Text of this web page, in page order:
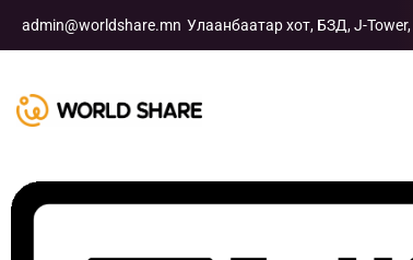
admin@worldshare.mn Улаанбаатар хот, БЗД, J-